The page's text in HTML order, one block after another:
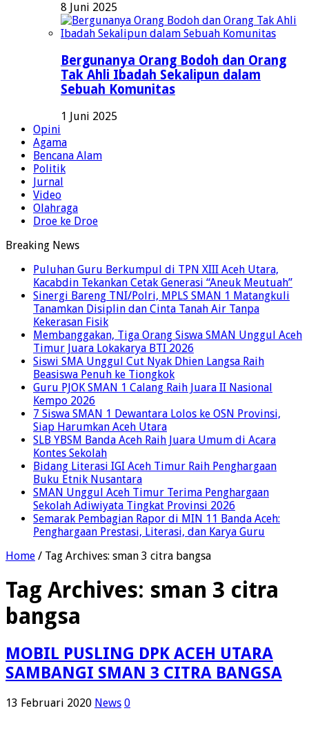
8 Juni 2025
Bergunanya Orang Bodoh dan Orang
Tak Ahli Ibadah Sekalipun dalam
Sebuah Komunitas
1 Juni 2025
Opini
Agama
Bencana Alam
Politik
Jurnal
Video
Olahraga
Droe ke Droe
Breaking News
Puluhan Guru Berkumpul di TPN XIII Aceh Utara,
Kacabdin Tekankan Cetak Generasi “Aneuk Meutuah”
Sinergi Bareng TNI/Polri, MPLS SMAN 1 Matangkuli
Tanamkan Disiplin dan Cinta Tanah Air Tanpa
Kekerasan Fisik
Membanggakan, Tiga Orang Siswa SMAN Unggul Aceh
Timur Juara Lokakarya BTI 2026
Siswi SMA Unggul Cut Nyak Dhien Langsa Raih
Beasiswa Penuh ke Tiongkok
Guru PJOK SMAN 1 Calang Raih Juara II Nasional
Kempo 2026
7 Siswa SMAN 1 Dewantara Lolos ke OSN Provinsi,
Siap Harumkan Aceh Utara
SLB YBSM Banda Aceh Raih Juara Umum di Acara
Kontes Sekolah
Bidang Literasi IGI Aceh Timur Raih Penghargaan
Buku Etnik Nusantara
SMAN Unggul Aceh Timur Terima Penghargaan
Sekolah Adiwiyata Tingkat Provinsi 2026
Semarak Pembagian Rapor di MIN 11 Banda Aceh:
Penghargaan Prestasi, Literasi, dan Karya Guru
Home / Tag Archives: sman 3 citra bangsa
Tag Archives: sman 3 citra
bangsa
MOBIL PUSLING DPK ACEH UTARA
SAMBANGI SMAN 3 CITRA BANGSA
13 Februari 2020 News 0